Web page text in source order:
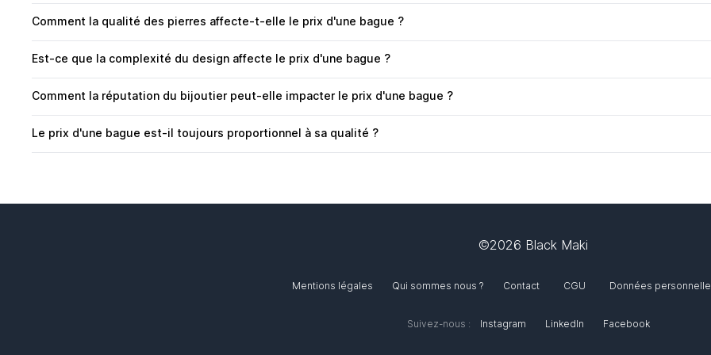
Comment la qualité des pierres affecte-t-elle le prix d'une bague ?
Est-ce que la complexité du design affecte le prix d'une bague ?
Comment la réputation du bijoutier peut-elle impacter le prix d'une bague ?
Le prix d'une bague est-il toujours proportionnel à sa qualité ?
©2026 Black Maki
Mentions légales Qui sommes nous ? Contact CGU Données
Suivez-nous : Instagram LinkedIn Facebook